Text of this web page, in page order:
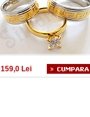
159,0 Lei